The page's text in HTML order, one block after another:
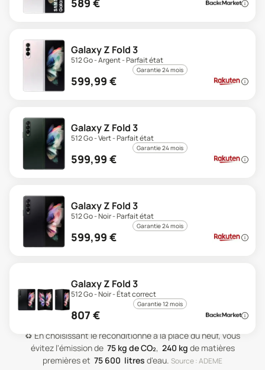
589 €
Galaxy Z Fold 3
512 Go - Argent - Parfait état
Garantie 24 mois
599,99 €
Galaxy Z Fold 3
512 Go - Vert - Parfait état
Garantie 24 mois
599,99 €
Galaxy Z Fold 3
512 Go - Noir - Parfait état
Garantie 24 mois
599,99 €
Galaxy Z Fold 3
512 Go - Noir - État correct
Garantie 12 mois
807 €
♻️ En choisissant le reconditionné à la place du neuf, vous
évitez l'émission de 75 kg de CO₂, 240 kg de matières
premièreset 75 600 litres d'eau. Source : ADEME